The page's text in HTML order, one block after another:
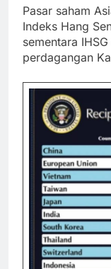
Pasar saham
Indeks Hang
sementara
perdagangan